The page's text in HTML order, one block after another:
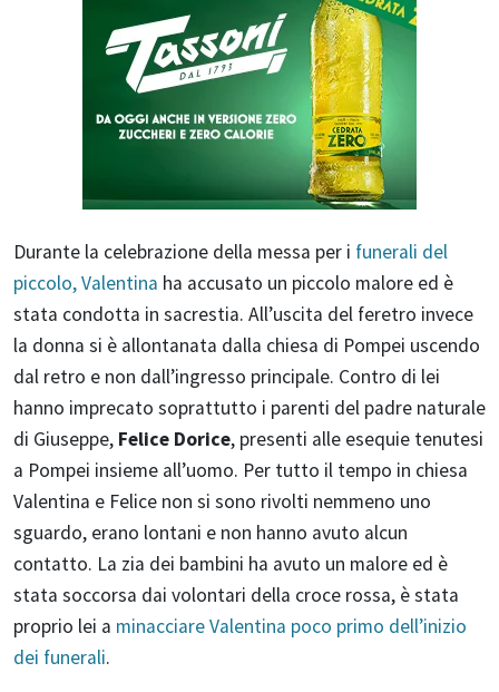
Durante la celebrazione della messa per i funerali del
piccolo, Valentina ha accusato un piccolo malore ed è
stata condotta in sacrestia. All’uscita del feretro invece
la donna si è allontanata dalla chiesa di Pompei uscendo
dal retro e non dall’ingresso principale. Contro di lei
hanno imprecato soprattutto i parenti del padre naturale
di Giuseppe, Felice Dorice, presenti alle esequie tenutesi
a Pompei insieme all’uomo. Per tutto il tempo in chiesa
Valentina e Felice non si sono rivolti nemmeno uno
sguardo, erano lontani e non hanno avuto alcun
contatto. La zia dei bambini ha avuto un malore ed è
stata soccorsa dai volontari della croce rossa, è stata
proprio lei a minacciare Valentina poco primo dell’inizio
dei funerali.